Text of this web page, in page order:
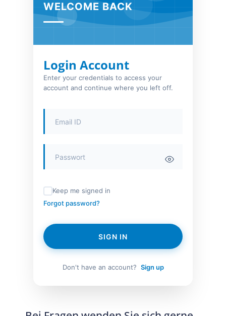
WELCOME BACK
Login Account
Enter your credentials to access your
account and continue where you left off.
Keep me signed in
Forgot password?
SIGN IN
Don't have an account? Sign up